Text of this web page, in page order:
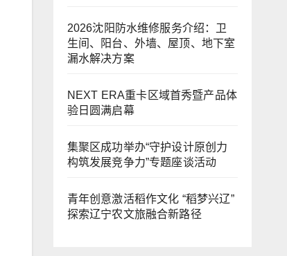
2026沈阳防水维修服务介绍：卫
生间、阳台、外墙、屋顶、地下室
漏水解决方案
NEXT ERA重卡区域首秀暨产品体
验日圆满启幕
集聚区成功举办“守护设计原创力
构筑发展竞争力”专题座谈活动
青年创意激活稻作文化 “稻梦兴辽”
探索辽宁农文旅融合新路径